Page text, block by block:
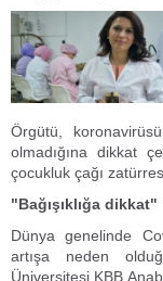
Örgütü,
olmadığına dikkat
çocukluk çağı
"Bağışıklığa dikkat"
Dünya genelinde
artışa neden
Üniversitesi KBB